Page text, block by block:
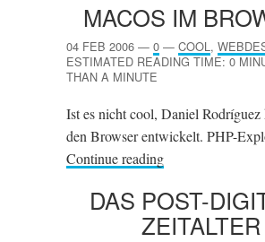
MACOS IM
04 FEB 2006 — 0 — COOL,
ESTIMATED READING TIME: 0
THAN A MINUTE
Ist es nicht cool, Daniel
den Browser entwickelt. PHP-
Continue reading
DAS POST-
ZEITALTER